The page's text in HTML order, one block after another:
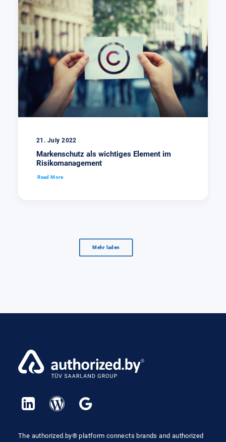
21. July 2022
Markenschutz als wichtiges Element im
Risikomanagement
Read More
Mehr laden
The authorized.by® platform connects brands and authorized